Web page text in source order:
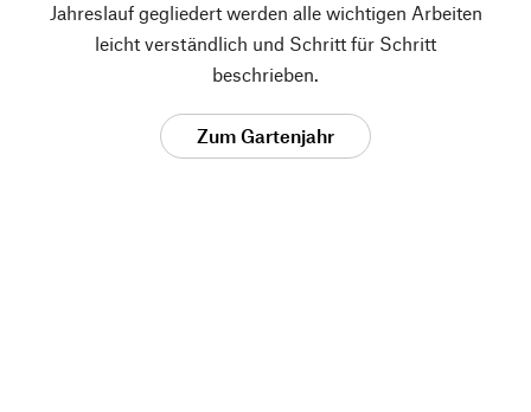
Jahreslauf gegliedert werden alle wichtigen Arbeiten
leicht verständlich und Schritt für Schritt
beschrieben.
Zum Gartenjahr